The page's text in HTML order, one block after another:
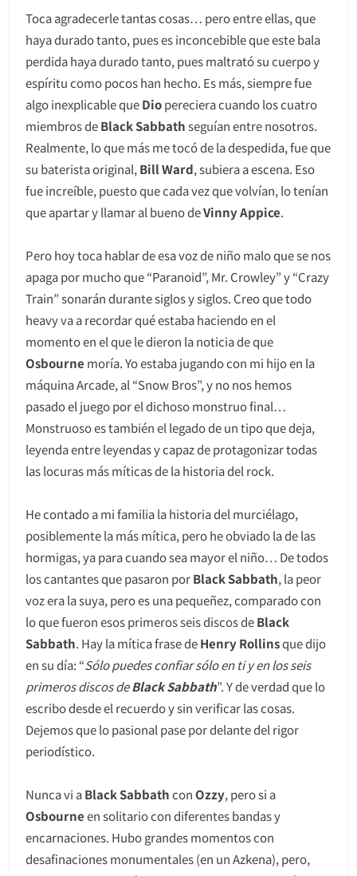
Toca agradecerle tantas cosas… pero entre ellas, que
haya durado tanto, pues es inconcebible que este bala
perdida haya durado tanto, pues maltrató su cuerpo y
espíritu como pocos han hecho. Es más, siempre fue
algo inexplicable queDiopereciera cuando los cuatro
miembros deBlack Sabbathseguían entre nosotros.
Realmente, lo que más me tocó de la despedida, fue que
su baterista original, Bill Ward, subiera a escena. Eso
fue increíble, puesto que cada vez que volvían, lo tenían
que apartar y llamar al bueno deVinny Appice.
Pero hoy toca hablar de esa voz de niño malo que se nos
apaga por mucho que “Paranoid”, Mr. Crowley” y “Crazy
Train” sonarán durante siglos y siglos. Creo que todo
heavy va a recordar qué estaba haciendo en el
momento en el que le dieron la noticia de que
Osbourne moría. Yo estaba jugando con mi hijo en la
máquina Arcade, al “Snow Bros”, y no nos hemos
pasado el juego por el dichoso monstruo final…
Monstruoso es también el legado de un tipo que deja,
leyenda entre leyendas y capaz de protagonizar todas
las locuras más míticas de la historia del rock.
He contado a mi familia la historia del murciélago,
posiblemente la más mítica, pero he obviado la de las
hormigas, ya para cuando sea mayor el niño… De todos
los cantantes que pasaron porBlack Sabbath, la peor
voz era la suya, pero es una pequeñez, comparado con
lo que fueron esos primeros seis discos deBlack
Sabbath. Hay la mítica frase deHenry Rollinsque dijo
en su día: “Sólo puedes confiar sólo en ti y en los seis
primeros discos deBlack Sabbath”. Y de verdad que lo
escribo desde el recuerdo y sin verificar las cosas.
Dejemos que lo pasional pase por delante del rigor
periodístico.
Nunca vi aBlack SabbathconOzzy, pero si a
Osbourneen solitario con diferentes bandas y
encarnaciones. Hubo grandes momentos con
desafinaciones monumentales (en un Azkena), pero,